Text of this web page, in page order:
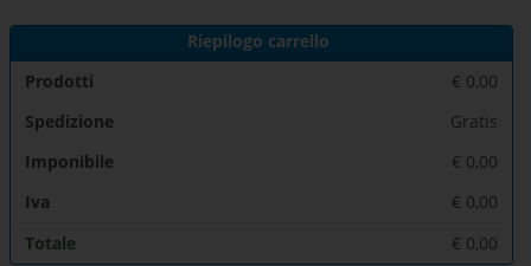
Riepilogo carrello
Prodotti
€ 0,00
Spedizione
Gratis
Imponibile
€ 0,00
Iva
€ 0,00
Totale
€ 0,00